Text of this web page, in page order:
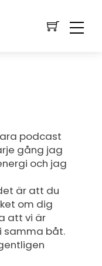
podcast
gång jag
och jag
är att du
om dig
att vi är
samma båt.